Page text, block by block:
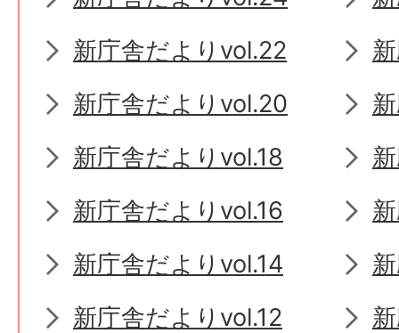
新庁舎だよりvol.22
新庁舎だよりvol.20
新庁舎だよりvol.18
新庁舎だよりvol.16
新庁舎だよりvol.14
新庁舎だよりvol.12